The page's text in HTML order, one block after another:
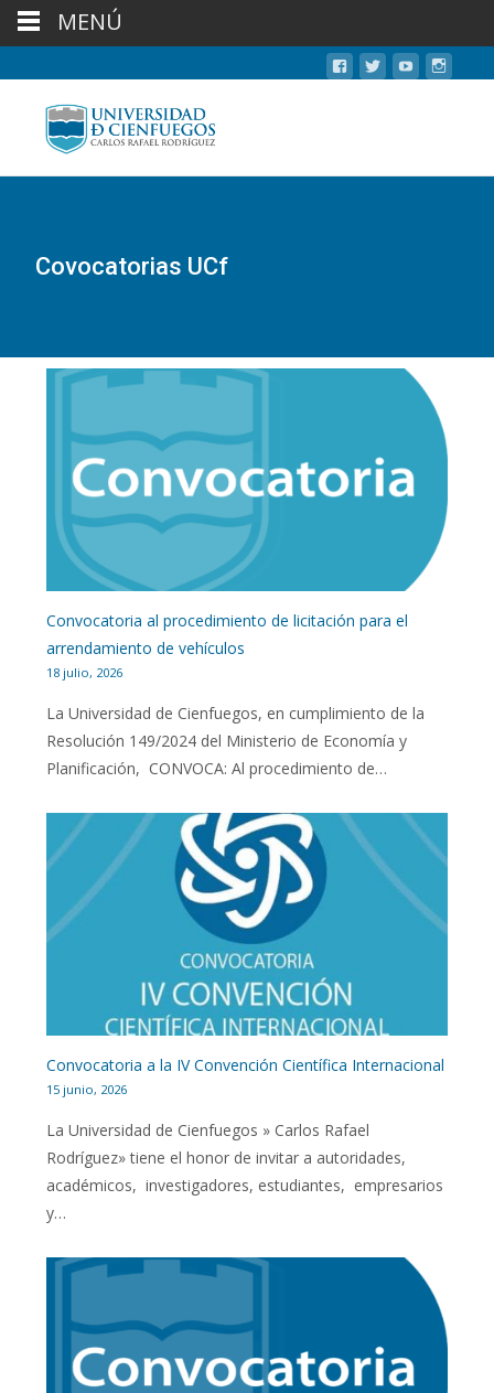
Covocatorias UCf
Convocatoria al procedimiento de licitación para el
arrendamiento de vehículos
18 julio, 2026
La Universidad de Cienfuegos, en cumplimiento de la
Resolución 149/2024 del Ministerio de Economía y
Planificación, CONVOCA: Al procedimiento de…
Convocatoria a la IV Convención Científica Internacional
15 junio, 2026
La Universidad de Cienfuegos » Carlos Rafael
Rodríguez» tiene el honor de invitar a autoridades,
académicos, investigadores, estudiantes, empresarios
y…
MENÚ